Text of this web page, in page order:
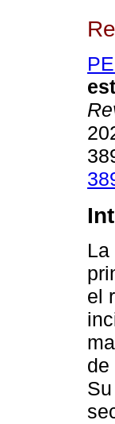
el
de